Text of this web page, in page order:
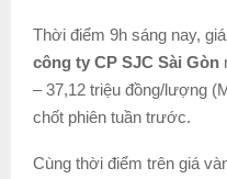
Thời điểm 9h sáng nay,
công ty CP SJC Sài Gòn
– 37,12 triệu đồng/lượng
chốt phiên tuần trước.
Cùng thời điểm trên giá